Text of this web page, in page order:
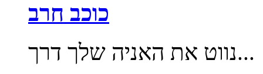
כוכב חרב
נווט את האניה שלך דרך...